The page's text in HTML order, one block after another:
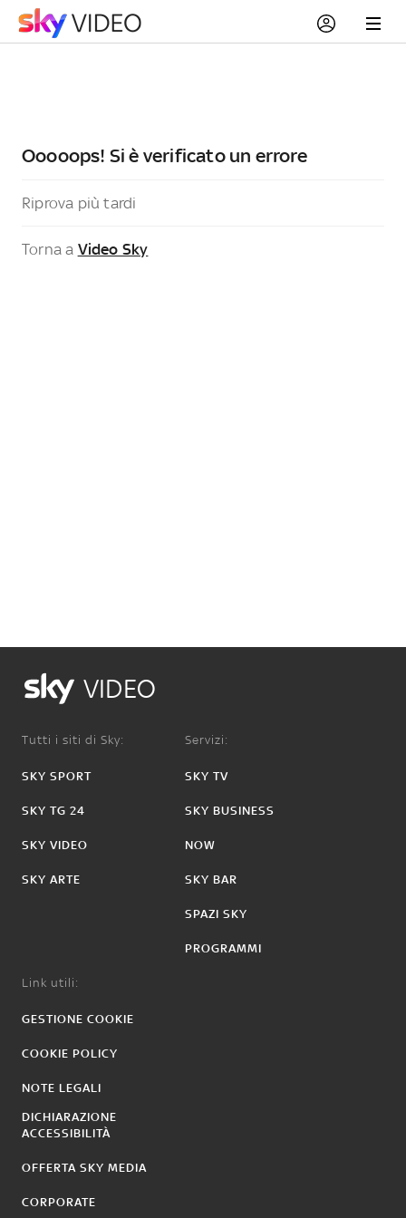
Ooooops! Si è verificato un errore
Riprova più tardi
Torna a Video Sky
VIDEO
Tutti i siti di Sky:
SKY SPORT
SKY TG 24
SKY VIDEO
SKY ARTE
Servizi:
SKY TV
SKY BUSINESS
NOW
SKY BAR
SPAZI SKY
PROGRAMMI
Link utili:
GESTIONE COOKIE
COOKIE POLICY
NOTE LEGALI
DICHIARAZIONE
ACCESSIBILITÀ
OFFERTA SKY MEDIA
CORPORATE